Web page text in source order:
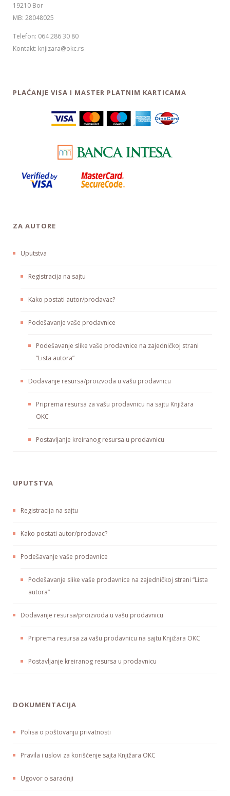
19210 Bor
MB: 28048025
Telefon: 064 286 30 80
Kontakt: knjizara@okc.rs
PLAĆANJE VISA I MASTER PLATNIM KARTICAMA
ZA AUTORE
Uputstva
Registracija na sajtu
Kako postati autor/prodavac?
Podešavanje vaše prodavnice
Podešavanje slike vaše prodavnice na zajedničkoj strani
“Lista autora”
Dodavanje resursa/proizvoda u vašu prodavnicu
Priprema resursa za vašu prodavnicu na sajtu Knjižara
OKC
Postavljanje kreiranog resursa u prodavnicu
UPUTSTVA
Registracija na sajtu
Kako postati autor/prodavac?
Podešavanje vaše prodavnice
Podešavanje slike vaše prodavnice na zajedničkoj strani “Lista
autora”
Dodavanje resursa/proizvoda u vašu prodavnicu
Priprema resursa za vašu prodavnicu na sajtu Knjižara OKC
Postavljanje kreiranog resursa u prodavnicu
DOKUMENTACIJA
Polisa o poštovanju privatnosti
Pravila i uslovi za korišćenje sajta Knjižara OKC
Ugovor o saradnji